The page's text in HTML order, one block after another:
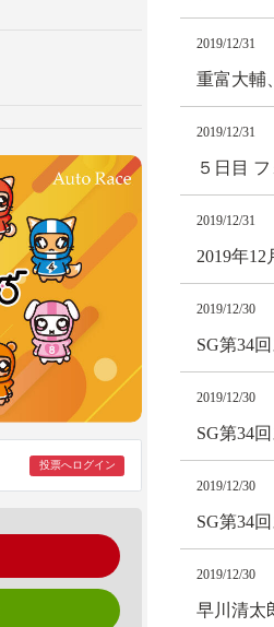
投票へログイン
2019/12/31
重富大輔
2019/12/31
５日目
2019/12/31
2019年
2019/12/30
SG第34
2019/12/30
SG第34
2019/12/30
SG第34
2019/12/30
早川清太